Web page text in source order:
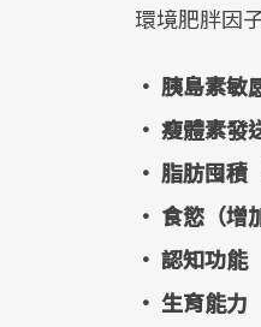
環境肥胖因
• 胰島素敏
• 瘦體素發
• 脂肪囤積
• 食慾（增
• 認知功能
• 生育能力